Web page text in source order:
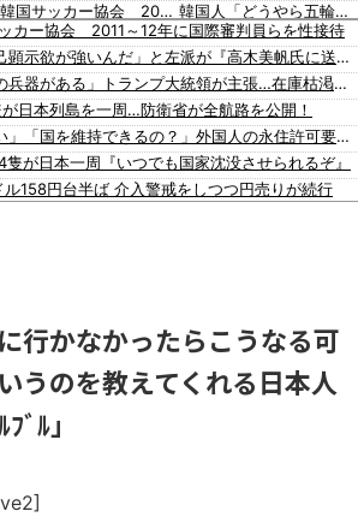
韓国サッカー協会 2011～12年に外国人審判員・監督官ら10数人を性接待（W杯予選、五輪予選が含まれる）国会議員が事実確認
SpaceX、米国防関連技術保護を重視し供給連鎖から中国系を完全排除へ 供給業者に「中国籍人員をSpaceX向けの生産に関わらせないこと」「中国製の設備・部品を使わないこと」を要求し監査実施
韓国人「海外が想像する韓国人キャラクターのイメージがこちら・・・」
「猫が車を凝視してると思ったら、自分に見とれていた…」（動画）
16歳の清水空跳が100m10秒00を記録して桐生祥秀の高校記録を更新、海外陸上競技ファンも大衝撃（海外の反応）
韓国人「どうやら五輪サッカー日韓戦でも審判の接待があった模様…」→「メダル剥奪なのでは…？（ﾌﾞﾙﾌﾞﾙ」＝韓国の反応
韓国人「MLBで日本人より韓国人選手のほうがこの能力だけは上だよね」
海外「大谷翔平が1試合2発！完全に人間離れしているんだが…」
海外「大谷翔平がワールドシリーズ3連覇＆WSMVPなら歴代何位？海外ファンの答えがこちら」
韓国人「広告塔としても活躍…」大谷翔平が『日立建機』ブランドアンバサダーに就任、来年4月に社名変更で国内外へ発信へ
韓国人「日本旅行へ行ったら、絶対に若いうちにやっておいた方がいいことがこちら・・・」
カー協会 2011～12年に国際審判員らを性接待
「高市早苗はどんだけ自己顕示欲が強いんだ」と左派が『高木美帆氏に送られた包丁セット』に激怒、「こんな首相は見たことがない」と言い張るも……
アメリカには「膨大な量の兵器がある」トランプ大統領が主張…在庫枯渇の報道受け！
日本列島を一周…防衛省が全航路を公開！
「あきれてモノが言えない」「国を維持できるの？」外国人の永住許可要件の厳格化で在日中国人の本音は？
隻が日本一周『いつでも国家沈没させられるぞ』
ル158円台半ば 介入警戒をしつつ円売りが続行
〇に頼んだらこうなるｗｗｗ
のレ◯プシーン、今見るとアウトすぎる・・・
会も性接待やってるんじゃないですか？」
韓国人選手のほうがこの能力だけは上だよね」
行かなかったらこうなる可
うのを教えてくれる日本人
ﾙ」